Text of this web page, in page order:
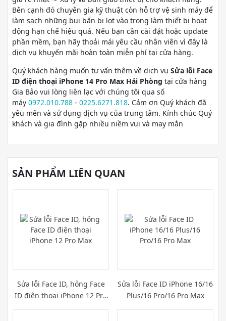
Bên cạnh đó chuyên gia kỹ thuật còn hỗ trợ vệ sinh máy để
làm sạch những bụi bẩn bị lọt vào trong làm thiết bị hoạt
động hạn chế hiệu quả. Nếu bạn cần cài đặt hoặc update
phần mềm, bạn hãy thoải mái yêu cầu nhân viên vì đây là
dịch vụ khuyến mãi hoàn toàn miễn phí tại cửa hàng.
Quý khách hàng muốn tư vấn thêm về dịch vụ Sửa lỗi Face
ID điện thoại iPhone 14 Pro Max Hải Phòng tại cửa hàng
Gia Bảo vui lòng liên lạc với chúng tôi qua số
máy 0972.010.788 - 0225.6271.818. Cảm ơn Quý khách đã
yêu mến và sử dụng dịch vụ của trung tâm. Kính chúc Quý
khách và gia đình gặp nhiều niềm vui và may mắn
SẢN PHẨM LIÊN QUAN
Sửa lỗi Face ID, hỏng Face
ID điện thoại iPhone 12 Pro
Sửa lỗi Face ID iPhone 16/16
Plus/16 Pro/16 Pro Max